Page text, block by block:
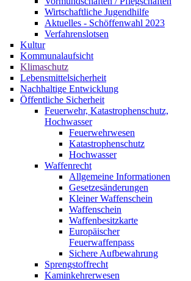
Wirtschaftliche Jugendhilfe
Aktuelles - Schöffenwahl 2023
Verfahrenslotsen
Kultur
Kommunalaufsicht
Klimaschutz
Lebensmittelsicherheit
Nachhaltige Entwicklung
Öffentliche Sicherheit
Feuerwehr, Katastrophenschutz,
Hochwasser
Feuerwehrwesen
Katastrophenschutz
Hochwasser
Waffenrecht
Allgemeine Informationen
Gesetzesänderungen
Kleiner Waffenschein
Waffenschein
Waffenbesitzkarte
Europäischer
Feuerwaffenpass
Sichere Aufbewahrung
Sprengstoffrecht
Kaminkehrerwesen